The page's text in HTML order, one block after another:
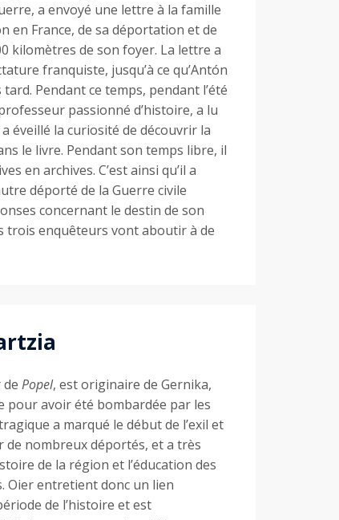
a envoyé une lettre à la famille
en France, de sa déportation et de
kilomètres de son foyer. La lettre a
franquiste, jusqu’à ce qu’Antón
Pendant ce temps, pendant l’été
passionné d’histoire, a lu
éveillé la curiosité de découvrir la
le livre. Pendant son temps libre, il
en archives. C’est ainsi qu’il a
déporté de la Guerre civile
concernant le destin de son
trois enquêteurs vont aboutir à de
Popel, est originaire de Gernika,
pour avoir été bombardée par les
a marqué le début de l’exil et
de nombreux déportés, et a très
de la région et l’éducation des
Oier entretient donc un lien
de l’histoire et est